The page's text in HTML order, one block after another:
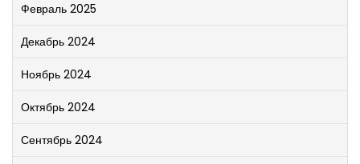
Февраль 2025
Декабрь 2024
Ноябрь 2024
Октябрь 2024
Сентябрь 2024